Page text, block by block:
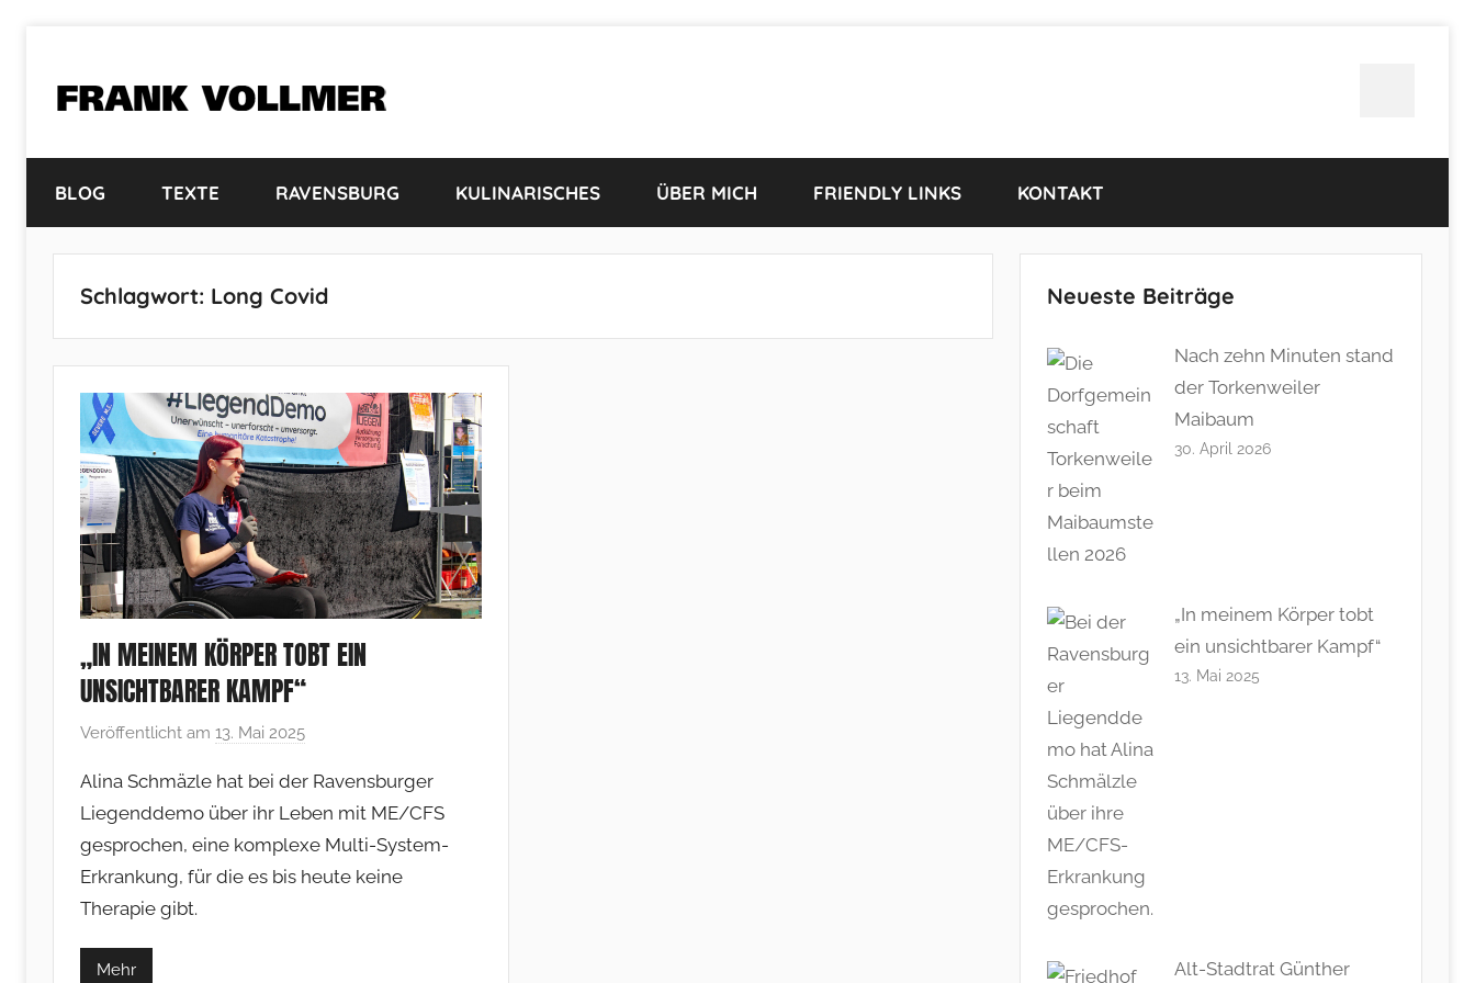
springen
FRANK
VOLLMER
BLOG TEXTE RAVENSBURG KULINARISCHES ÜBER MICH FRIENDLY LINKS KONTAKT
Schlagwort: Long Covid
„IN MEINEM KÖRPER TOBT EIN
UNSICHTBARER KAMPF“
Veröffentlicht am 13. Mai 2025
n
F
r
a
Alina Schmäzle hat bei der Ravensburger
Liegenddemo über ihr Leben mit ME/CFS
gesprochen, eine komplexe Multi-System-
Erkrankung, für die es bis heute keine
Therapie gibt.
Mehr
Neueste Beiträge
Nach zehn Minuten stand
der Torkenweiler
Maibaum
30. April 2026
„In meinem Körper tobt
ein unsichtbarer Kampf“
13. Mai 2025
Alt-Stadtrat Günther